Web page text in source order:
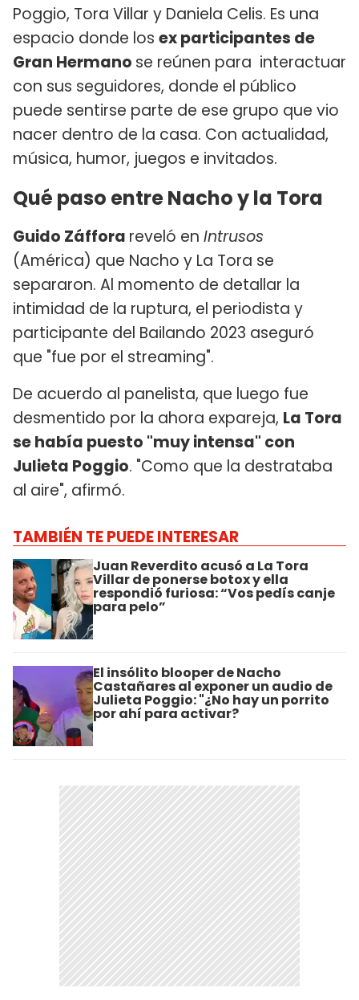
Poggio, Tora Villar y Daniela Celis. Es una
espacio donde los ex participantes de
Gran Hermano se reúnen para interactuar
con sus seguidores, donde el público
puede sentirse parte de ese grupo que vio
nacer dentro de la casa. Con actualidad,
música, humor, juegos e invitados.
Qué paso entre Nacho y la Tora
Guido Záffora reveló en Intrusos
(América) que Nacho y La Tora se
separaron. Al momento de detallar la
intimidad de la ruptura, el periodista y
participante del Bailando 2023 aseguró
que "fue por el streaming".
De acuerdo al panelista, que luego fue
desmentido por la ahora expareja, La Tora
se había puesto "muy intensa" con
Julieta Poggio. "Como que la destrataba
al aire", afirmó.
TAMBIÉN TE PUEDE INTERESAR
Juan Reverdito acusó a La Tora
Villar de ponerse botox y ella
respondió furiosa: “Vos pedís canje
para pelo”
El insólito blooper de Nacho
Castañares al exponer un audio de
Julieta Poggio: "¿No hay un porrito
por ahí para activar?